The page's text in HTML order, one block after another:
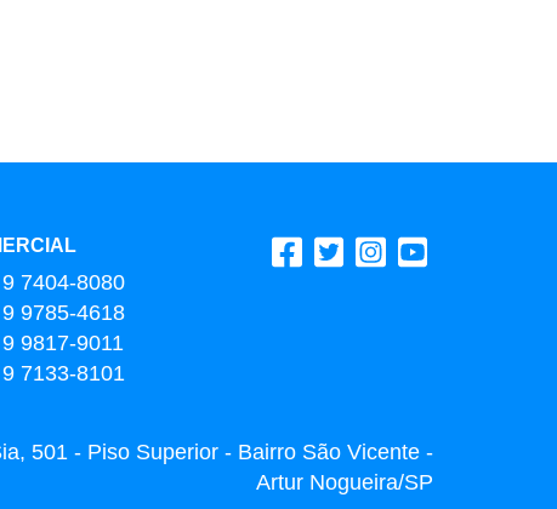
7404-8080
9785-4618
9817-9011
7133-8101
501 - Piso Superior - Bairro São Vicente -
Artur Nogueira/SP